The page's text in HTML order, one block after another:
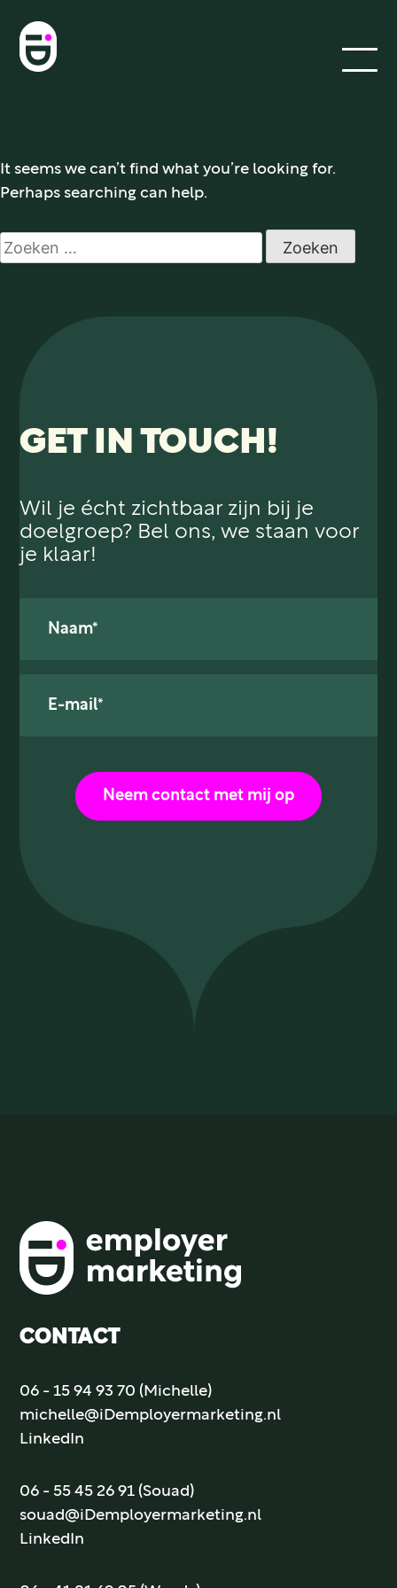
VISIE
WERKWIJZE
ID SCAN
OVER ONS
It seems we can’t find what you’re looking for.
Perhaps searching can help.
Zoeken
naar:
GET IN TOUCH!
Wil je écht zichtbaar zijn bij je
doelgroep? Bel ons, we staan voor
je klaar!
CONTACT
06 - 15 94 93 70 (Michelle)
michelle@iDemployermarketing.nl
LinkedIn
06 - 55 45 26 91 (Souad)
souad@iDemployermarketing.nl
LinkedIn